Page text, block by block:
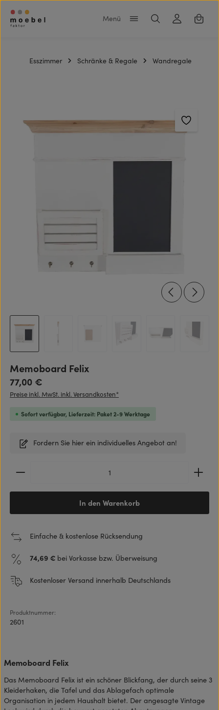
Zum Hauptinhalt springen
Esszimmer Schränke & Regale Wandregale
Memoboard Felix
Regulärer Preis:
77,00 €
Preise inkl. MwSt. inkl. Versandkosten*
Sofort verfügbar, Lieferzeit: Paket 2-9 Werktage
Fordern Sie hier ein individuelles Angebot an!
Produkt Anzahl: Gib den gewünschten Wert ein
In den Warenkorb
Einfache & kostenlose Rücksendung
74,69 € bei Vorkasse bzw. Überweisung
Kostenloser Versand innerhalb Deutschlands
Produktnummer:
2601
Memoboard Felix
Das Memoboard Felix ist ein schöner Blickfang, der durch seine 3
Kleiderhaken, die Tafel und das Ablagefach optimale
Organisation in jedem Haushalt bietet. Der angesagte Vintage